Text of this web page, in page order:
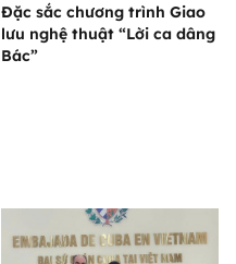
Đặc sắc chương trình Giao
lưu nghệ thuật “Lời ca dâng
Bác”